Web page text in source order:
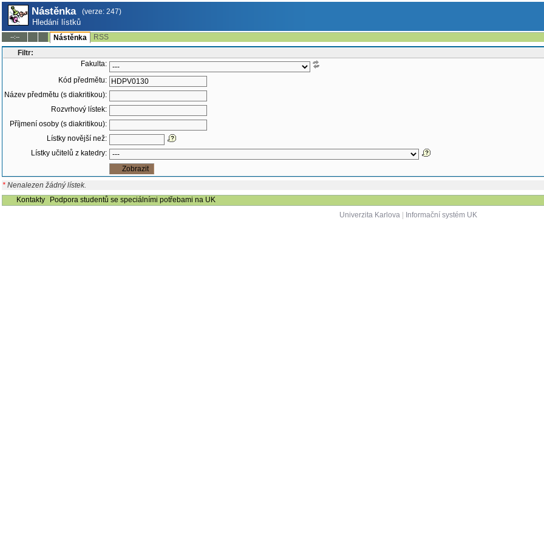
Nástěnka (verze: 247)
Hledání lístků
--:-- Nástěnka
RSS
Filtr:
Fakulta:
Kód předmětu:
Název předmětu (s diakritikou):
Rozvrhový lístek:
Příjmení osoby (s diakritikou):
Lístky novější než:
Lístky učitelů z katedry:
* Nenalezen žádný lístek.
Kontakty
Podpora studentů se speciálními potřebami na UK
Univerzita Karlova| Informační systém UK